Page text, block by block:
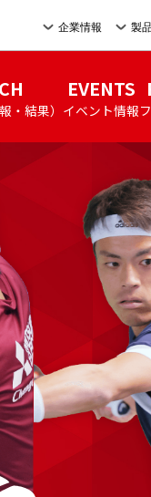
企業情報 製
・結果）
EVENTS
イベント情報